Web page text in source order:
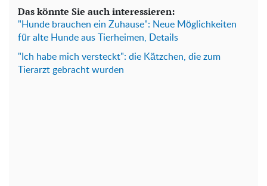
Das könnte Sie auch interessieren:
"Hunde brauchen ein Zuhause": Neue Möglichkeiten
für alte Hunde aus Tierheimen, Details
"Ich habe mich versteckt": die Kätzchen, die zum
Tierarzt gebracht wurden